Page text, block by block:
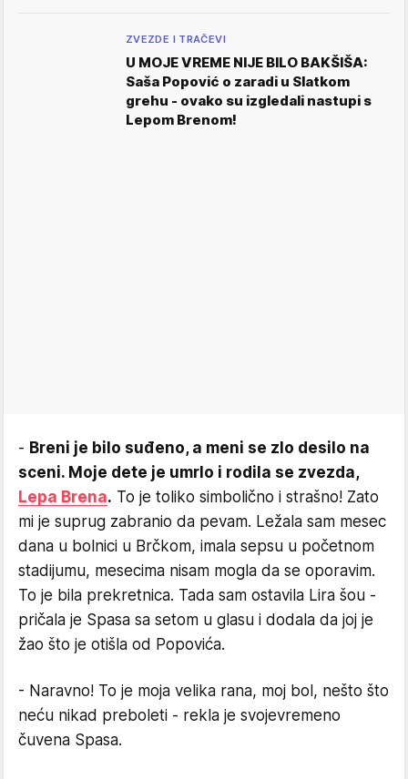
ZVEZDE I TRAČEVI
U MOJE VREME NIJE BILO BAKŠIŠA:
Saša Popović o zaradi u Slatkom
grehu - ovako su izgledali nastupi s
Lepom Brenom!
- Breni je bilo suđeno, a meni se zlo desilo na
sceni. Moje dete je umrlo i rodila se zvezda,
Lepa Brena. To je toliko simbolično i strašno! Zato
mi je suprug zabranio da pevam. Ležala sam mesec
dana u bolnici u Brčkom, imala sepsu u početnom
stadijumu, mesecima nisam mogla da se oporavim.
To je bila prekretnica. Tada sam ostavila Lira šou -
pričala je Spasa sa setom u glasu i dodala da joj je
žao što je otišla od Popovića.
- Naravno! To je moja velika rana, moj bol, nešto što
neću nikad preboleti - rekla je svojevremeno
čuvena Spasa.